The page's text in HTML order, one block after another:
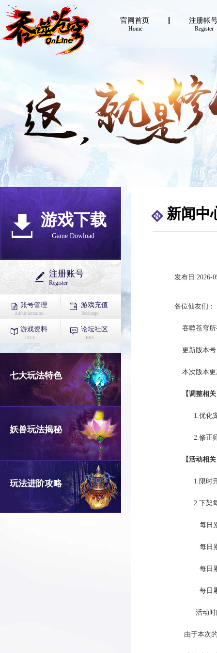
官网首页
Home
注册帐
Register
游戏下载
Game Dowload
注册账号
Register
账号管理
Administration
游戏充值
Recharge
游戏资料
DATE
论坛社区
BBS
七大玩法特色
妖兽玩法揭秘
玩法进阶攻略
新闻中
发布日 2026-
各位仙友们
吞噬苍穹所
更新版本号
本次版本更
【调整相
1.优化宠物
2.修正师
【活动相关
1.限时开启
2.下架每日
每日累计提
每日累计提
每日累计提
每日累计提
活动时间
由于本次的